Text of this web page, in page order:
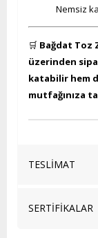
Nemsiz
🛒 Bağdat Toz
üzerinden
katabilir hem
mutfağınıza
TESLİMAT
SERTİFİKALAR